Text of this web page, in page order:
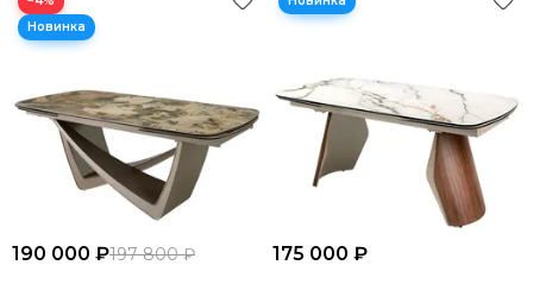
190 000 ₽197 800 ₽ 175 000 ₽